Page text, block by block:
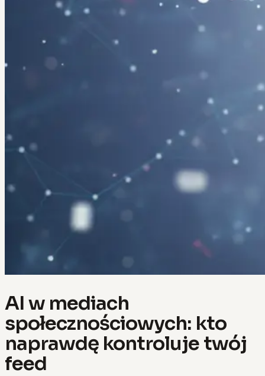
AI w mediach
społecznościowych: kto
naprawdę kontroluje twój
feed